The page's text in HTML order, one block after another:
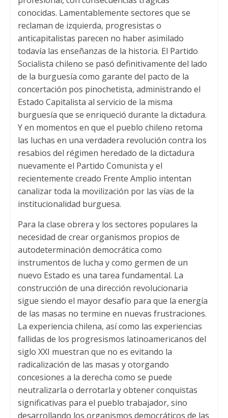
conocidas. Lamentablemente sectores que se
reclaman de izquierda, progresistas o
anticapitalistas parecen no haber asimilado
todavía las enseñanzas de la historia. El Partido
Socialista chileno se pasó definitivamente del lado
de la burguesía como garante del pacto de la
concertación pos pinochetista, administrando el
Estado Capitalista al servicio de la misma
burguesía que se enriqueció durante la dictadura.
Y en momentos en que el pueblo chileno retoma
las luchas en una verdadera revolución contra los
resabios del régimen heredado de la dictadura
nuevamente el Partido Comunista y el
recientemente creado Frente Amplio intentan
canalizar toda la movilización por las vías de la
institucionalidad burguesa.
Para la clase obrera y los sectores populares la
necesidad de crear organismos propios de
autodeterminación democrática como
instrumentos de lucha y como germen de un
nuevo Estado es una tarea fundamental. La
construcción de una dirección revolucionaria
sigue siendo el mayor desafío para que la energía
de las masas no termine en nuevas frustraciones.
La experiencia chilena, así como las experiencias
fallidas de los progresismos latinoamericanos del
siglo XXI muestran que no es evitando la
radicalización de las masas y otorgando
concesiones a la derecha como se puede
neutralizarla o derrotarla y obtener conquistas
significativas para el pueblo trabajador, sino
desarrollando los organismos democráticos de las